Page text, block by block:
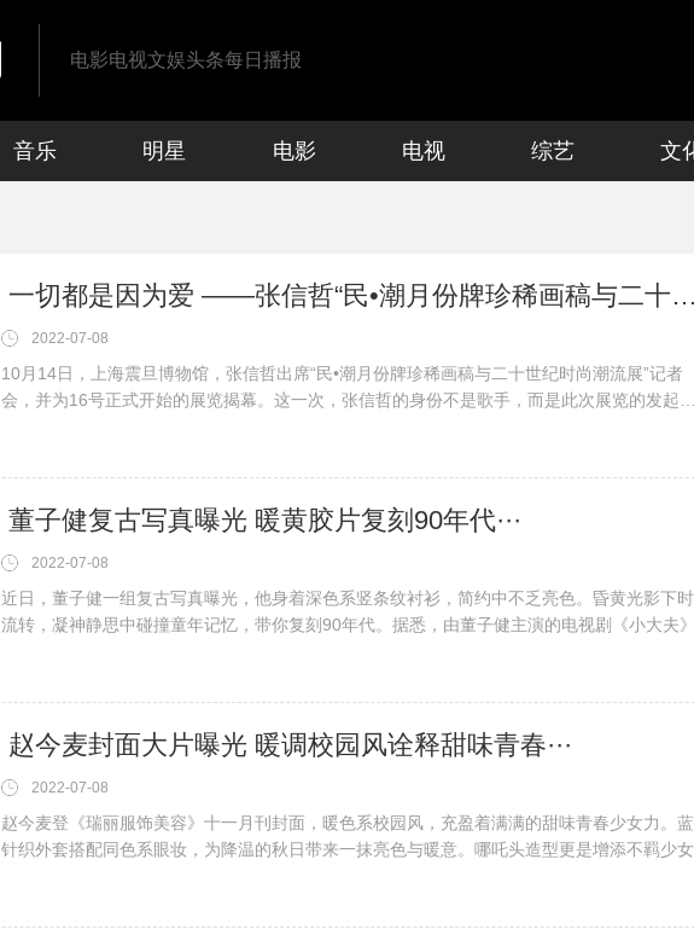
电影电视文娱头条每日播报
音乐 明星 电影 电视 综艺 文
​ 一切都是因为爱 ——张信哲“民•潮月份牌珍稀画稿与二十世纪时尚潮流展”上海开幕···
2022-07-08
10月14日，上海震旦博物馆，张信哲出席“民•潮月份牌珍稀画稿与二十世纪时尚潮流展”记者
会，并为16号正式开始的展览揭幕。这一次，张信哲的身份不是歌手，而是此次展览的发起
​ 董子健复古写真曝光 暖黄胶片复刻90年代···
2022-07-08
近日，董子健一组复古写真曝光，他身着深色系竖条纹衬衫，简约中不乏亮色。昏黄光影下
流转，凝神静思中碰撞童年记忆，带你复刻90年代。据悉，由董子健主演的电视剧《小大夫》
​ 赵今麦封面大片曝光 暖调校园风诠释甜味青春···
2022-07-08
赵今麦登《瑞丽服饰美容》十一月刊封面，暖色系校园风，充盈着满满的甜味青春少女力。
针织外套搭配同色系眼妆，为降温的秋日带来一抹亮色与暖意。哪吒头造型更是增添不羁少女